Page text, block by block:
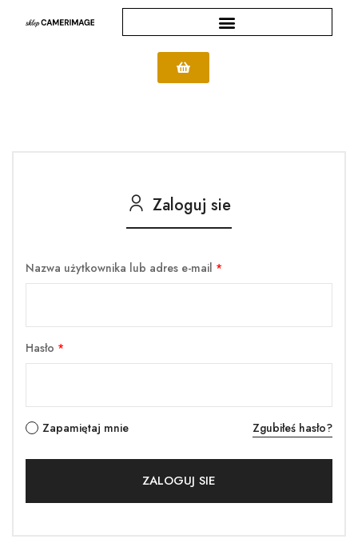
Zaloguj sie
Nazwa użytkownika lub adres e-mail *
Hasło *
Zapamiętaj mnie Zgubiłeś hasło?